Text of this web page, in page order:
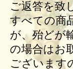
ご返答を
すべての商
が、殆どが
の場合はお
ございます